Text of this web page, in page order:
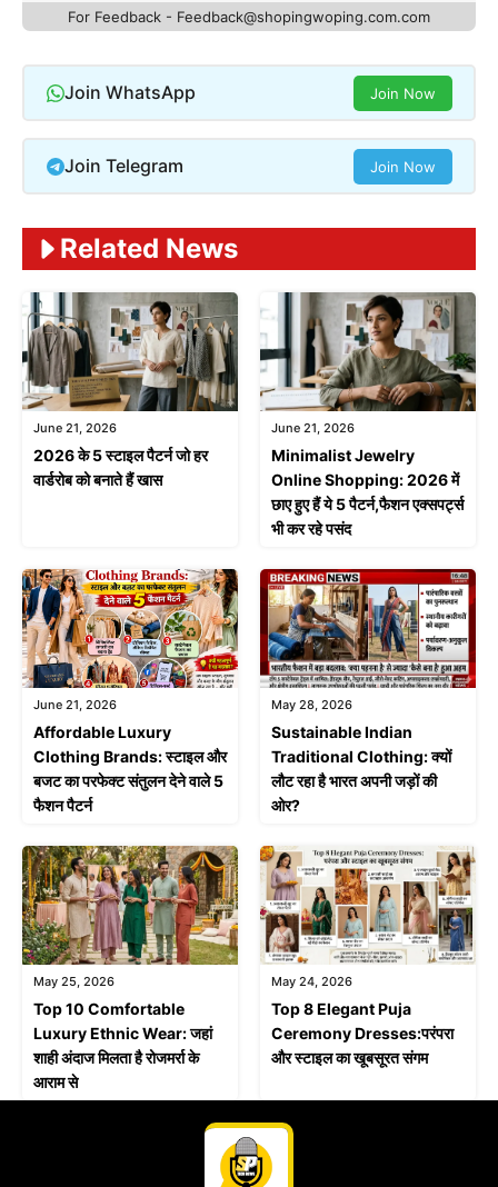
For Feedback - Feedback@shopingwoping.com.com
Join WhatsApp Join Now
Join Telegram Join Now
Related News
June 21, 2026
2026 के 5 स्टाइल पैटर्न जो हर
वार्डरोब को बनाते हैं खास
June 21, 2026
Minimalist Jewelry
Online Shopping: 2026 में
छाए हुए हैं ये 5 पैटर्न,फैशन एक्सपर्ट्स
भी कर रहे पसंद
June 21, 2026
Affordable Luxury
Clothing Brands: स्टाइल और
बजट का परफेक्ट संतुलन देने वाले 5
फैशन पैटर्न
May 28, 2026
Sustainable Indian
Traditional Clothing: क्यों
लौट रहा है भारत अपनी जड़ों की
ओर?
May 25, 2026
Top 10 Comfortable
Luxury Ethnic Wear: जहां
शाही अंदाज मिलता है रोजमर्रा के
आराम से
May 24, 2026
Top 8 Elegant Puja
Ceremony Dresses:परंपरा
और स्टाइल का खूबसूरत संगम